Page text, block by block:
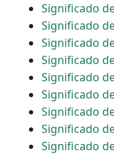
Significado
Significado
Significado
Significado
Significado
Significado
Significado
Significado
Significado